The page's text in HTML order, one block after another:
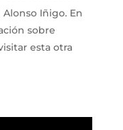
Iñigo. En
sobre
esta otra